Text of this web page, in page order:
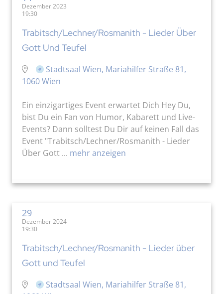
Dezember 2023
19:30
Trabitsch/Lechner/Rosmanith - Lieder Über
Gott Und Teufel
Stadtsaal Wien, Mariahilfer Straße 81,
1060 Wien
Ein einzigartiges Event erwartet Dich Hey Du,
bist Du ein Fan von Humor, Kabarett und Live-
Events? Dann solltest Du Dir auf keinen Fall das
Event "Trabitsch/Lechner/Rosmanith - Lieder
Über Gott ... mehr anzeigen
29
Dezember 2024
19:30
Trabitsch/Lechner/Rosmanith - Lieder über
Gott und Teufel
Stadtsaal Wien, Mariahilfer Straße 81,